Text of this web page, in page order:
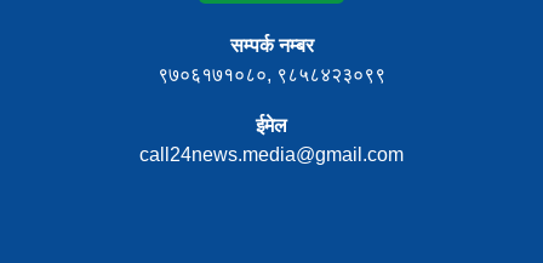
सम्पर्क नम्बर
९७०६१७१०८०, ९८५८४२३०९९
ईमेल
call24news.media@gmail.com